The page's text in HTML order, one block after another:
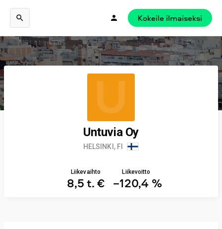
Kokeile ilmaiseksi
U
Untuvia Oy
HELSINKI, FI
Liikevaihto
8,5 t. €
Liikevoitto
−120,4 %